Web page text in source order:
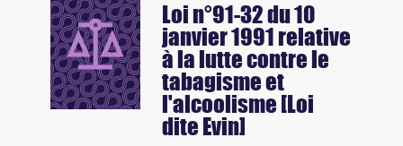
Loi n°91-32 du 10
janvier 1991 relative
à la lutte contre le
tabagisme et
l'alcoolisme [Loi
dite Evin]